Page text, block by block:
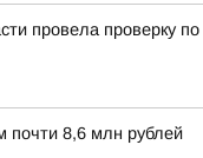
провела
почти 8,6 млн рублей